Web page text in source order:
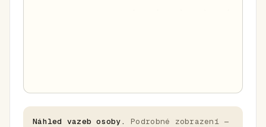
Náhled vazeb osoby.
Podrobné zobrazení —